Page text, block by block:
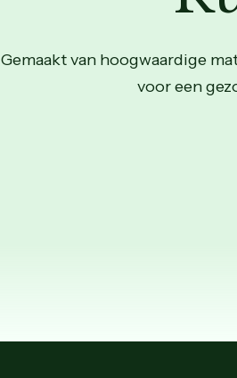
Gemaakt van hoogwaardige
voor een